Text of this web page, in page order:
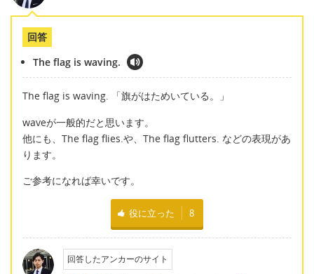
回答
The flag is waving.
The flag is waving. 「旗がはためいている。」
waveが一般的だと思います。
他にも、The flag flies.や、The flag flutters. などの表現があ
ります。
ご参考になれば幸いです。
役に立った 8
回答したアンカーのサイト